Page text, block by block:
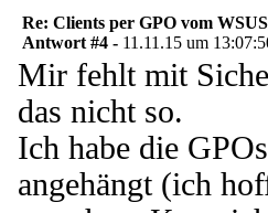
Re: Clients per GPO vom
Antwort #4 - 11.11.15 um
Mir fehlt mit
das nicht so.
Ich habe die
angehängt (ich